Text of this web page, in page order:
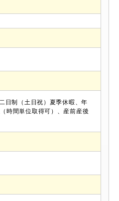
制（土日祝）夏季休暇、年
時間単位取得可）、産前産後